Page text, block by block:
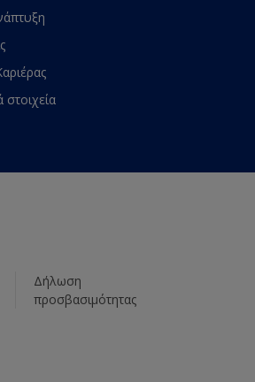
στοιχεία
Δήλωση
προσβασιμότητας